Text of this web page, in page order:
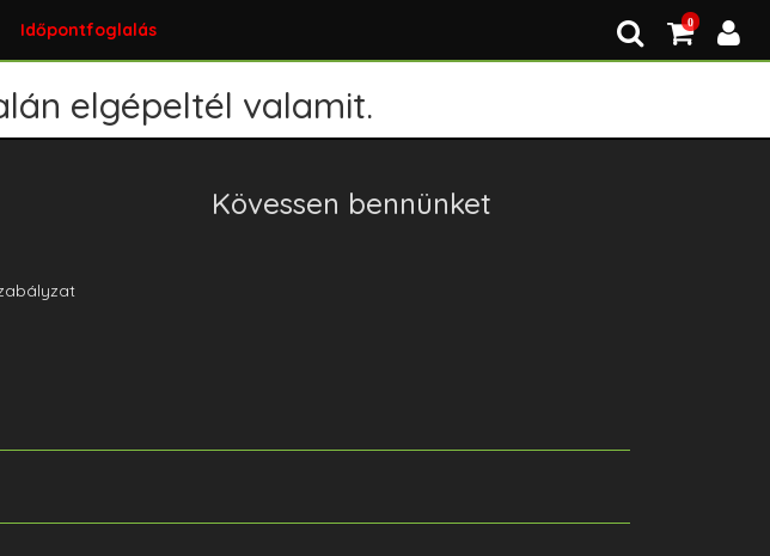
0
Időpontfoglalás
elgépeltél valamit.
Kövessen bennünket